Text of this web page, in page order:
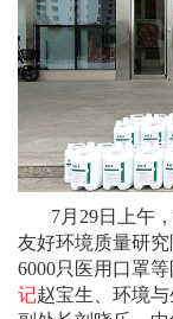
7月29日上午
友好环境质量研究
6000只医用口罩
记赵宝生、环境